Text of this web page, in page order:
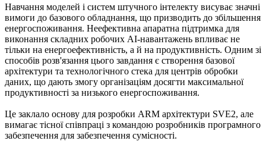
Навчання моделей і систем штучного інтелекту висуває значні
вимоги до базового обладнання, що призводить до збільшення
енергоспоживання. Неефективна апаратна підтримка для
виконання складних робочих AI-навантажень впливає не
тільки на енергоефективність, а й на продуктивність. Одним зі
способів розв'язання цього завдання є створення базової
архітектури та технологічного стека для центрів обробки
даних, що дають змогу організаціям досягти максимальної
продуктивності за низького енергоспоживання.
Це заклало основу для розробки ARM архітектури SVE2, але
вимагає тісної співпраці з командою розробників програмного
забезпечення для забезпечення сумісності.